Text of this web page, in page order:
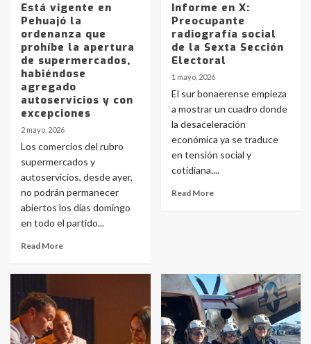
Está vigente en
Pehuajó la
ordenanza que
prohíbe la apertura
de supermercados,
habiéndose
agregado
autoservicios y con
excepciones
2 mayo, 2026
Los comercios del rubro
supermercados y
autoservicios, desde ayer,
no podrán permanecer
abiertos los días domingo
en todo el partido...
Read More
Informe en X:
Preocupante
radiografía social
de la Sexta Sección
Electoral
1 mayo, 2026
El sur bonaerense empieza
a mostrar un cuadro donde
la desaceleración
económica ya se traduce
en tensión social y
cotidiana....
Read More